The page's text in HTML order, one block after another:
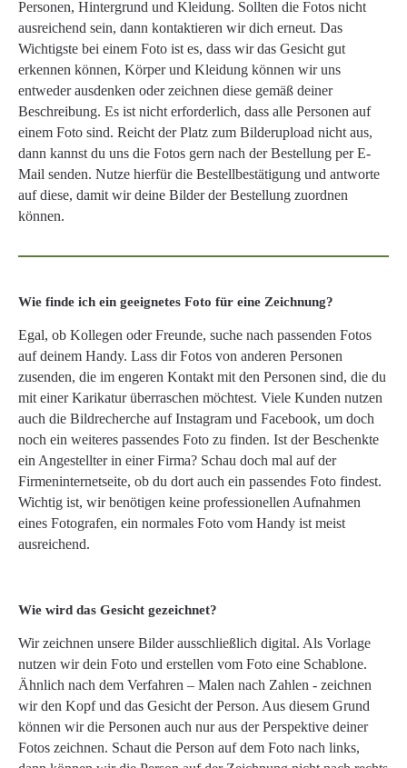
Personen, Hintergrund und Kleidung. Sollten die Fotos nicht
ausreichend sein, dann kontaktieren wir dich erneut. Das
Wichtigste bei einem Foto ist es, dass wir das Gesicht gut
erkennen können, Körper und Kleidung können wir uns
entweder ausdenken oder zeichnen diese gemäß deiner
Beschreibung. Es ist nicht erforderlich, dass alle Personen auf
einem Foto sind. Reicht der Platz zum Bilderupload nicht aus,
dann kannst du uns die Fotos gern nach der Bestellung per E-
Mail senden. Nutze hierfür die Bestellbestätigung und antworte
auf diese, damit wir deine Bilder der Bestellung zuordnen
können.
Wie finde ich ein geeignetes Foto für eine Zeichnung?
Egal, ob Kollegen oder Freunde, suche nach passenden Fotos
auf deinem Handy. Lass dir Fotos von anderen Personen
zusenden, die im engeren Kontakt mit den Personen sind, die du
mit einer Karikatur überraschen möchtest. Viele Kunden nutzen
auch die Bildrecherche auf Instagram und Facebook, um doch
noch ein weiteres passendes Foto zu finden. Ist der Beschenkte
ein Angestellter in einer Firma? Schau doch mal auf der
Firmeninternetseite, ob du dort auch ein passendes Foto findest.
Wichtig ist, wir benötigen keine professionellen Aufnahmen
eines Fotografen, ein normales Foto vom Handy ist meist
ausreichend.
Wie wird das Gesicht gezeichnet?
Wir zeichnen unsere Bilder ausschließlich digital. Als Vorlage
nutzen wir dein Foto und erstellen vom Foto eine Schablone.
Ähnlich nach dem Verfahren – Malen nach Zahlen - zeichnen
wir den Kopf und das Gesicht der Person. Aus diesem Grund
können wir die Personen auch nur aus der Perspektive deiner
Fotos zeichnen. Schaut die Person auf dem Foto nach links,